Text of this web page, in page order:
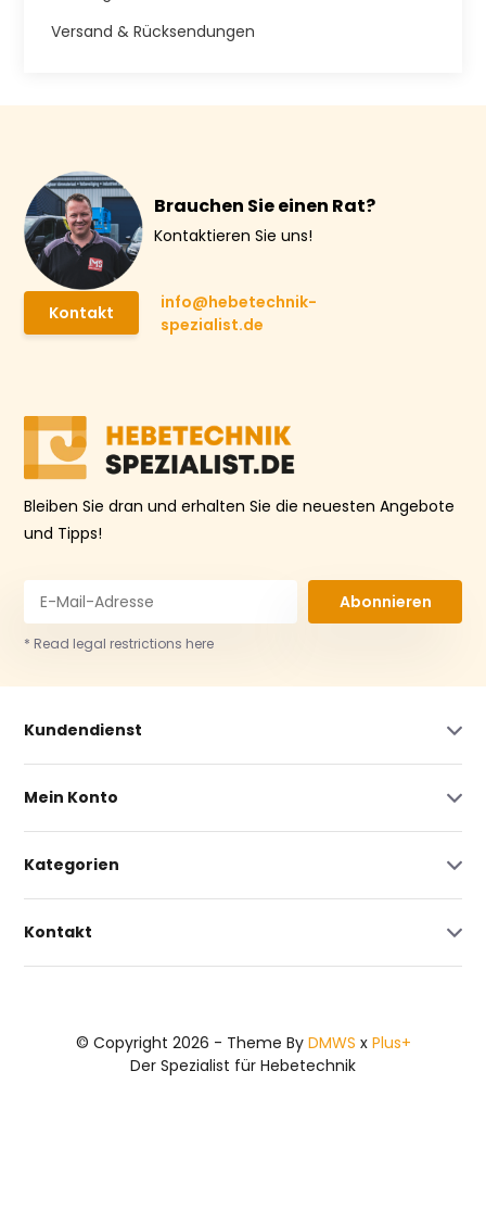
Versand & Rücksendungen
Brauchen Sie einen Rat?
Kontaktieren Sie uns!
Kontakt
info@hebetechnik-
spezialist.de
Bleiben Sie dran und erhalten Sie die neuesten Angebote
und Tipps!
Abonnieren
* Read legal restrictions here
Kundendienst
Mein Konto
Kategorien
Kontakt
© Copyright 2026 - Theme By DMWS x Plus+
Der Spezialist für Hebetechnik